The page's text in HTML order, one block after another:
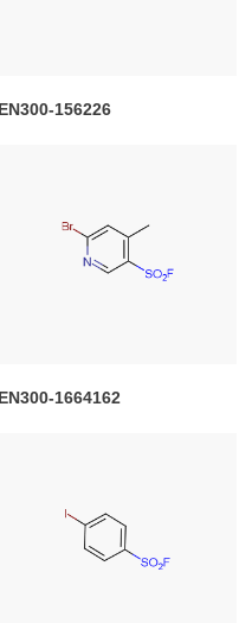
EN300-156226
EN300-1664162